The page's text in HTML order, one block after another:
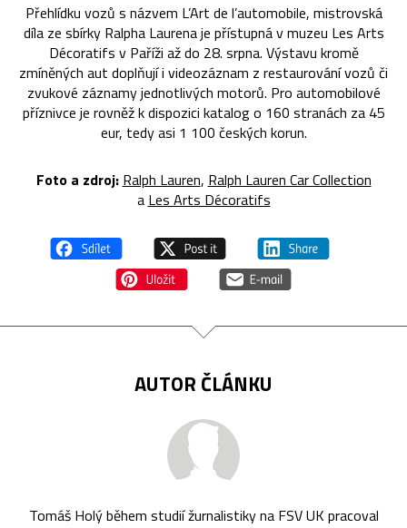
Přehlídku vozů s názvem L’Art de l’automobile, mistrovská
díla ze sbírky Ralpha Laurena je přístupná v muzeu Les Arts
Décoratifs v Paříži až do 28. srpna. Výstavu kromě
zmíněných aut doplňují i videozáznam z restaurování vozů či
zvukové záznamy jednotlivých motorů. Pro automobilové
příznivce je rovněž k dispozici katalog o 160 stranách za 45
eur, tedy asi 1 100 českých korun.
Foto a zdroj: Ralph Lauren, Ralph Lauren Car Collection
a Les Arts Décoratifs
AUTOR ČLÁNKU
Tomáš Holý během studií žurnalistiky na FSV UK pracoval